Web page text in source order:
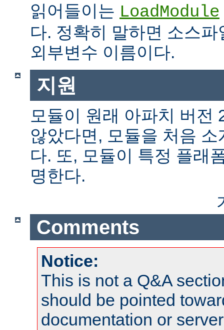
읽어들이는 LoadModule
다. 정확히 말하면 소스
외부변수 이름이다.
지원
모듈이 원래 아파치 버전
않았다면, 모듈을 처음
다. 또, 모듈이 특정 플래
명한다.
Comments
Notice:
This is not a Q&A
should be pointed
documentation or